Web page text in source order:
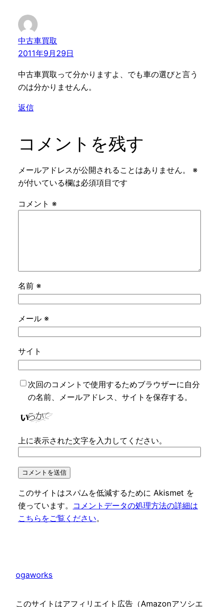
中古車買取
2011年9月29日
中古車買取って分かりますよ、でも車の選びと言う
のは分かりませんん。
返信
コメントを残す
メールアドレスが公開されることはありません。
※
が付いている欄は必須項目です
コメント ※
名前 ※
メール ※
サイト
次回のコメントで使用するためブラウザーに自分
の名前、メールアドレス、サイトを保存する。
上に表示された文字を入力してください。
このサイトはスパムを低減するために Akismet を
使っています。
コメントデータの処理方法の詳細は
こちらをご覧ください。
ogaworks
このサイトはアフィリエイト広告（Amazonアソシエ